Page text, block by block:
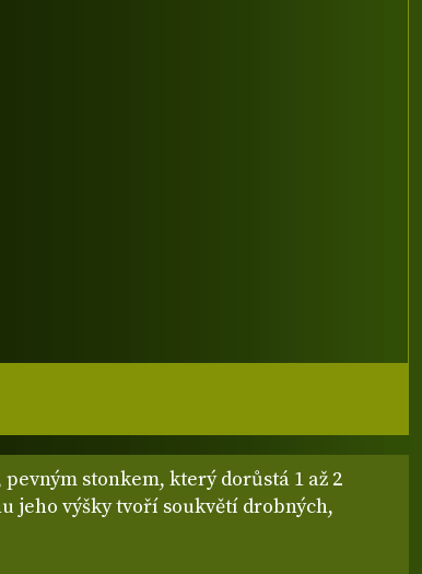
stonkem, který dorůstá 1 až 2
jeho výšky tvoří soukvětí drobných,